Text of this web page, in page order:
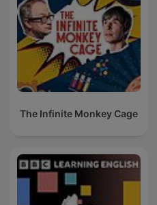
The Infinite Monkey Cage